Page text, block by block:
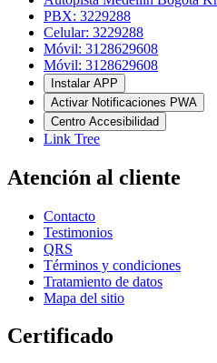
PBX: 3229288
Celular: 3229288
Móvil: 3128629608
Móvil: 3128629608
Instalar APP
Activar Notificaciones PWA
Centro Accesibilidad
Link Tree
Atención al cliente
Contacto
Testimonios
QRS
Términos y condiciones
Tratamiento de datos
Mapa del sitio
Certificado